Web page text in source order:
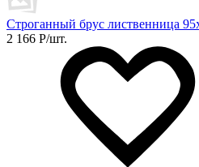
Строганный брус лиственница
2 166 Р/шт.